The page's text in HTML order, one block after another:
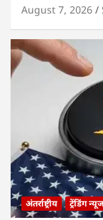
August 7, 2026
अंतर्राष्ट्रीय ट्रेंडिंग न्यूज